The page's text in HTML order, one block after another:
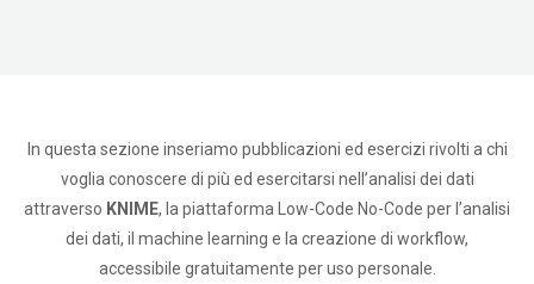
In questa sezione inseriamo pubblicazioni ed esercizi rivolti a chi
voglia conoscere di più ed esercitarsi nell’analisi dei dati
attraverso KNIME, la piattaforma Low-Code No-Code per l’analisi
dei dati, il machine learning e la creazione di workflow,
accessibile gratuitamente per uso personale.